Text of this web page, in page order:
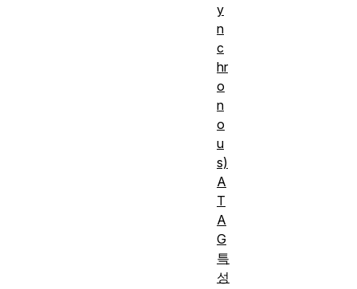
y
n
c
hr
o
n
o
u
s)
A
T
A
G
특
성